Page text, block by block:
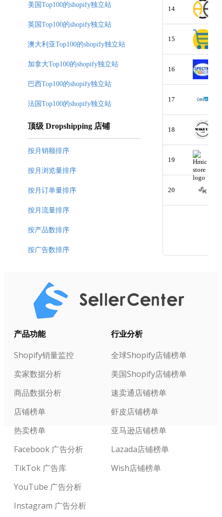
14
15
16
17
18
19
20
美国Top100的shopify独立站
英国Top100的shopify独立站
澳大利亚Top100的shopify独立站
加拿大Top100的shopify独立站
巴西Top100的shopify独立站
法国Top100的shopify独立站
顶级 Dropshipping 店铺
按月销额排序
按月浏览量排序
按月订单量排序
按月流量排序
按产品数排序
按广告数排序
产品功能
Shopify销量监控
卖家数据分析
商品数据分析
店铺榜单
热卖榜单
Facebook 广告分析
TikTok 广告库
YouTube 广告分析
Instagram 广告分析
行业分析
全球Shopify店铺榜单
美国Shopify店铺榜单
速卖通店铺榜单
虾皮店铺榜单
亚马逊店铺榜单
Lazada店铺榜单
Wish店铺榜单